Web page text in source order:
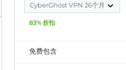
CyberGhost VPN 26个月
83% 折扣
免费包含